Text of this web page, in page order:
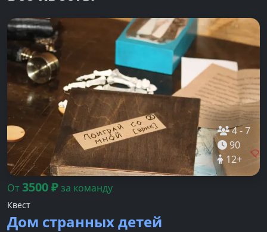
4-7
90
12+
От3500₽за команду
Квест
Дом странных детей